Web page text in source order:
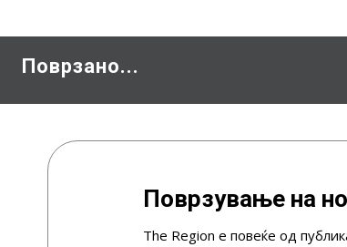
Поврзано...
Поврзување на
The Region е повеќе од